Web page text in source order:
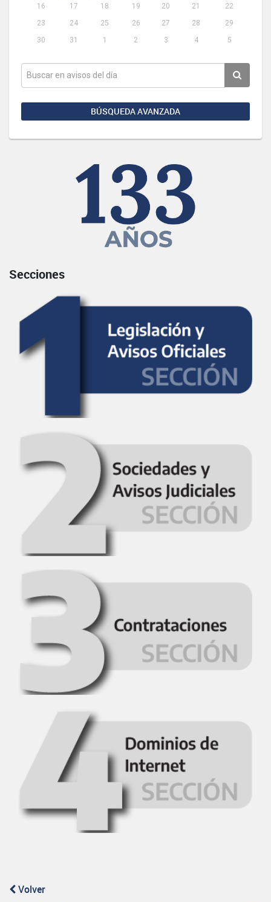
16
17 18 19 20 21
22
23
24 25 26 27 28
29
30
31 1 2 3 4 5
BÚSQUEDA AVANZADA
Secciones
Volver